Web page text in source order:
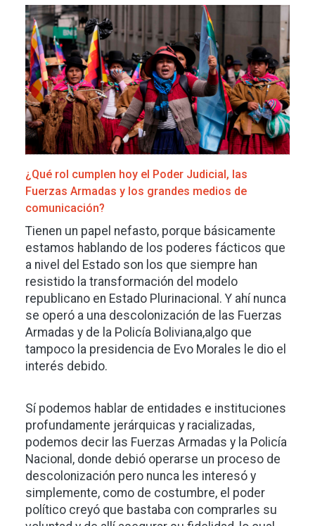
Imagen
¿Qué rol cumplen hoy el Poder Judicial, las
Fuerzas Armadas y los grandes medios de
comunicación?
Tienen un papel nefasto, porque básicamente
estamos hablando de los poderes fácticos que
a nivel del Estado son los que siempre han
resistido la transformación del modelo
republicano en Estado Plurinacional. Y ahí nunca
se operó a una descolonización de las Fuerzas
Armadas y de la Policía Boliviana,algo que
tampoco la presidencia de Evo Morales le dio el
interés debido.
Sí podemos hablar de entidades e instituciones
profundamente jerárquicas y racializadas,
podemos decir las Fuerzas Armadas y la Policía
Nacional, donde debió operarse un proceso de
descolonización pero nunca les interesó y
simplemente, como de costumbre, el poder
político creyó que bastaba con comprarles su